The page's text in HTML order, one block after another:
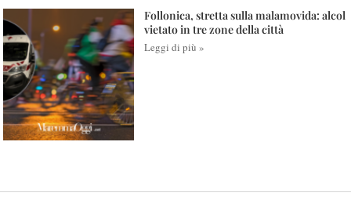
Follonica, stretta sulla malamovida: alcol
vietato in tre zone della città
Leggi di più »